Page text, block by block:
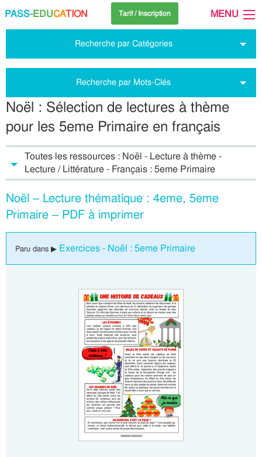
PASS-EDUCATION Tarif / Inscription MENU
Recherche par Catégories
Recherche par Mots-Clés
Noël : Sélection de lectures à thème
pour les 5eme Primaire en français
Toutes les ressources : Noël - Lecture à thème -
Lecture / Littérature - Français : 5eme Primaire
Noël – Lecture thématique : 4eme, 5eme
Primaire – PDF à imprimer
Paru dans ▶ Exercices - Noël : 5eme Primaire